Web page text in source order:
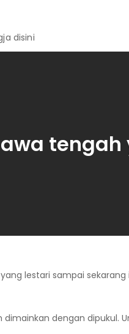
disini
lestari sampai
dengan dipukul.